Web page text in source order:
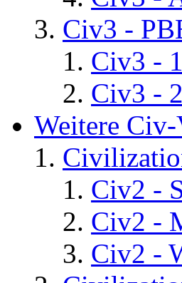
Civ3 -
Civ3 -
Civ3 -
Weitere Civ-
Civ2 -
Civ2 -
Civ2 -